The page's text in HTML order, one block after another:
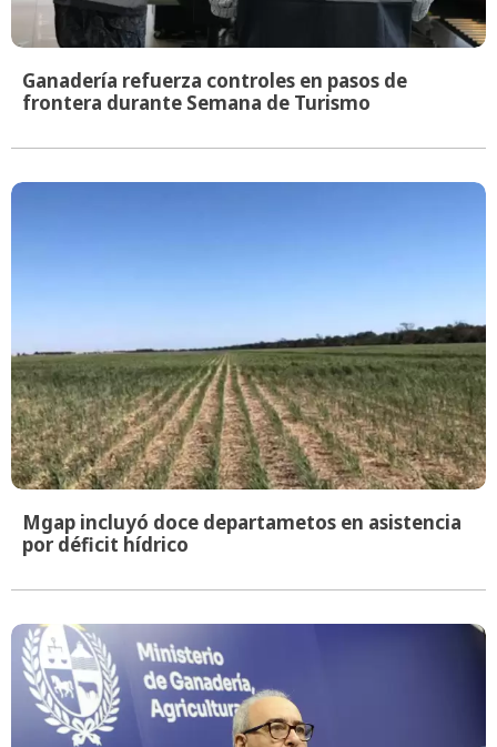
Ganadería refuerza controles en pasos de
frontera durante Semana de Turismo
Mgap incluyó doce departametos en asistencia
por déficit hídrico